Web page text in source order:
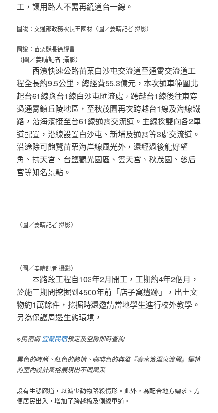
工，讓用路人不需再繞道台一線。
圖說：交通部政務次長王國材（圖／姜晴記者 攝影）
圖說：苗栗縣長徐耀昌
（圖／姜晴記者 攝影）
西濱快速公路苗栗白沙屯交流道至通霄交流道工
程全長約9.5公里，總經費55.3億元，本次通車範圍北
起台61線與台1線白沙屯匯流處，跨越台1線後往東穿
過通霄鎮丘陵地區，至秋茂園再次跨越台1線及海線鐵
路，沿海濱接至台61線通霄交流道。主線採雙向各2車
道配置，沿線設置白沙屯、新埔及通霄等3處交流道。
沿途除可飽覽苗栗海岸線風光外，還經過後龍好望
角、拱天宮、台鹽觀光園區、雲天宮、秋茂園、慈后
宮等知名景點。
（圖／姜晴記者 攝影）
（圖／姜晴記者 攝影）
本路段工程自103年2月開工，工期約4年2個月，
於施工期間挖掘到4500年前「店子窩遺跡」，出土文
物約1萬餘件，挖掘時還邀請當地學生進行校外教學。
另為保護周邊生態環境，
※民宿網-宜蘭民宿預定及空房即時查詢
黑色的時尚、紅色的熱情、咖啡色的典雅『春水笈溫泉渡假』獨特
的室內設計風格展現出不同風采
設有生態廊道，以減少動物路殺情形。此外，為配合地方需求、方
便居民出入，增加了跨越橋及側線車道。